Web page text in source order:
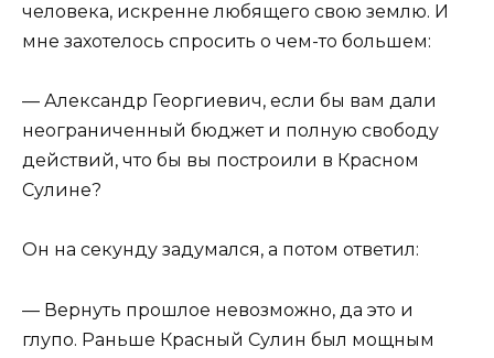
человека, искренне любящего свою землю. И
мне захотелось спросить о чем-то большем:
— Александр Георгиевич, если бы вам дали
неограниченный бюджет и полную свободу
действий, что бы вы построили в Красном
Сулине?
Он на секунду задумался, а потом ответил:
— Вернуть прошлое невозможно, да это и
глупо. Раньше Красный Сулин был мощным